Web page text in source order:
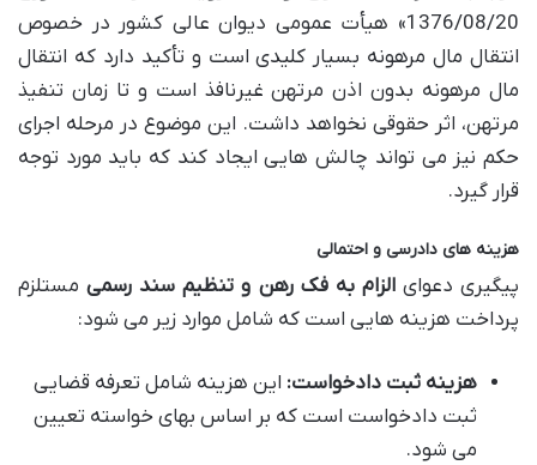
1376/08/20» هیأت عمومی دیوان عالی کشور در خصوص
انتقال مال مرهونه بسیار کلیدی است و تأکید دارد که انتقال
مال مرهونه بدون اذن مرتهن غیرنافذ است و تا زمان تنفیذ
مرتهن، اثر حقوقی نخواهد داشت. این موضوع در مرحله اجرای
حکم نیز می تواند چالش هایی ایجاد کند که باید مورد توجه
قرار گیرد.
هزینه های دادرسی و احتمالی
پیگیری دعوایالزام به فک رهن و تنظیم سند رسمیمستلزم
پرداخت هزینه هایی است که شامل موارد زیر می شود:
هزینه ثبت دادخواست: این هزینه شامل تعرفه قضایی
ثبت دادخواست است که بر اساس بهای خواسته تعیین
می شود.